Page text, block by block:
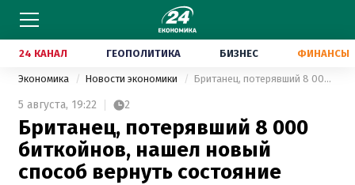
24 КАНАЛ ГЕОПОЛИТИКА БИЗНЕС ФИНАНСЫ
Экономика Новости экономики Британец, потерявший 8 000 биткойнов, нашел новый способ вернуть состояние
5 августа, 19:22 2
Британец, потерявший 8 000
биткойнов, нашел новый
способ вернуть состояние